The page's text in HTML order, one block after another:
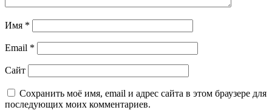
Имя *
Email *
Сайт
Сохранить моё имя, email и адрес сайта в этом браузере для
последующих моих комментариев.